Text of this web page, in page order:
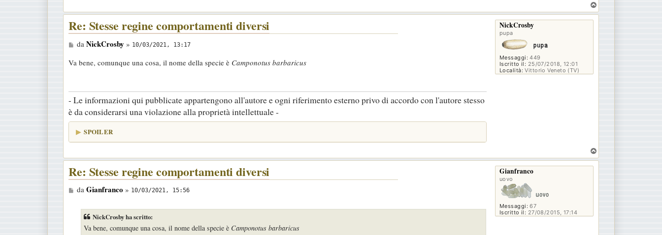
g
g
i
o
o
NickCrosby
pupa
Messaggi: 449
Iscritto il: 25/07/2018, 12:01
Località: Vittorio Veneto (TV)
Re: Stesse regine comportamenti diversi
M
s
a
g
g
o
da NickCrosby » 10/03/2021, 13:17
Va bene, comunque una cosa, il nome della specie è Camponotus barbaricus
- Le informazioni qui pubblicate appartengono all'autore e ogni riferimento esterno privo di accordo con l'autore stesso
è da considerarsi una violazione alla proprietà intellettuale -
SPOILER
o
Gianfranco
uovo
Messaggi: 67
Iscritto il: 27/08/2015, 17:14
Re: Stesse regine comportamenti diversi
M
da Gianfranco » 10/03/2021, 15:56
NickCrosby ha scritto:
Va bene, comunque una cosa, il nome della specie è Camponotus barbaricus